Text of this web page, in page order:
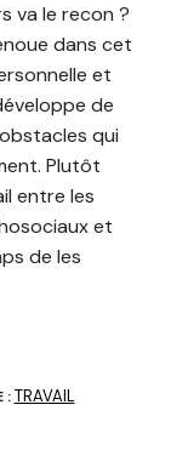
va le recon ?
dans cet
et
de
qui
Plutôt
entre les
et
de les
:TRAVAIL